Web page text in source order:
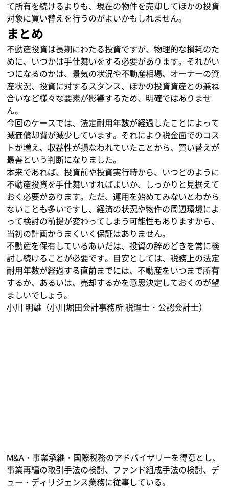
て所有を続けるよりも、現在の物件を売却してほかの投資
対象に買い替えを行うのがよいかもしれません。
まとめ
不動産投資は長期にわたる投資ですが、物理的な損耗のた
めに、いつかは手仕舞いをする必要があります。それがい
つになるのかは、景気の状況や不動産相場、オーナーの資
産状況、投資に対するスタンス、ほかの投資資産との兼ね
合いなど様々な要素が影響するため、明確ではありませ
ん。
今回のケースでは、法定耐用年数が経過したことによって
減価償却費が減少しています。それにより税金面でのコス
トが増え、収益性が損なわれていたことから、買い替えが
最善という判断になりました。
本来であれば、投資前や投資実行時から、いつどのように
不動産投資を手仕舞いすればよいか、しっかりと見据えて
おく必要があります。ただ、運用を始めてみないとわから
ないことも多いですし、経済の状況や物件の周辺環境によ
って検討の前提が変わってしまう可能性もありますから、
当初の計画がうまくいく保証はありません。
不動産を保有しているあいだは、投資の辞めどきを常に検
討し続けることが必要です。目安としては、税務上の法定
耐用年数が経過する直前までには、不動産をいつまで所有
するか、あるいは、売却するかを意思決定しておくのが望
ましいでしょう。
小川 明雄（小川堀田会計事務所 税理士・公認会計士）
M&A・事業承継・国際税務のアドバイザリーを得意とし、
事業再編の取引手法の検討、ファンド組成手法の検討、デ
ュー・ディリジェンス業務に従事している。